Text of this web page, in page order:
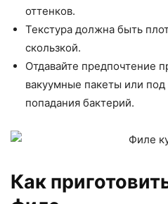
оттенков.
Текстура должна быть
скользкой.
Отдавайте предпочтение
вакуумные пакеты или
попадания бактерий.
Как